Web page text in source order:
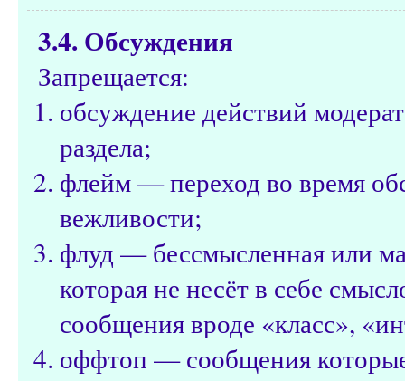
3.4. Обсуждения
Запрещается:
обсуждение действий
раздела;
флейм — переход во время
вежливости;
флуд — бессмысленная или
которая не несёт в себе
сообщения вроде «класс»,
оффтоп — сообщения которые